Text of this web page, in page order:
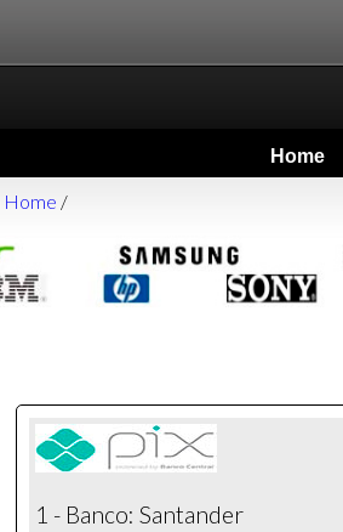
Home
Home /
1 - Banco: Santander